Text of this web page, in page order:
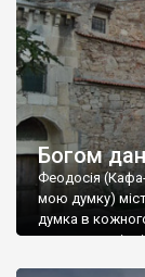
Богом
Феодосія
мою думку)
думка в
запрошую